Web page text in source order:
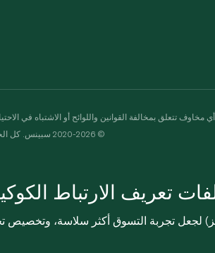
تتعلق بمخالفة القوانين واللوائح أو الاشتباه في
© 2020-2026 سبينس. كل الحقوق محفوظة
تعريف الارتباط
لجعل تجربة التسوق أكثر سلاسة،